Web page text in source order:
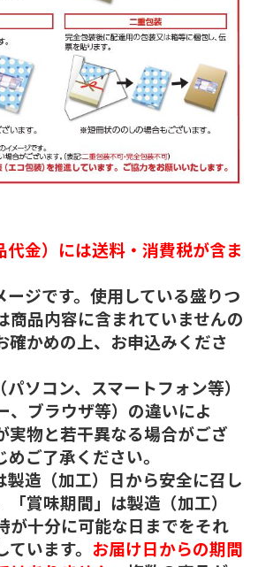
代金）には送料・消費税が含ま
ージです。使用している盛りつ
商品内容に含まれていませんの
確かめの上、お申込みくださ
ソコン、スマートフォン等）
、ブラウザ等）の違いによ
実物と若干異なる場合がござ
ご了承ください。
製造（加工）日から安全に召し
賞味期間」は製造（加工）
が十分に可能な日までをそれ
います。 お届け日からの期間